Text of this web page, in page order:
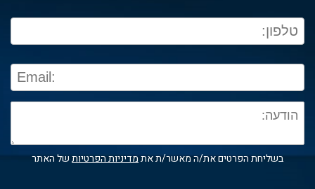
בשליחת הפרטים את/ה מאשר/ת אתמדיניות הפרטיותשל האתר